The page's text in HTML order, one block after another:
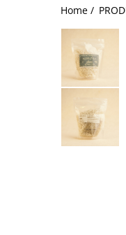
FRUCTE DESHIDRATATE
ÎNDULCITORI NATURALI
FRUCTE LA CONSERVĂ
OȚETURI ȘI SOSURI
FĂINĂ FĂRĂ GLUTEN
BĂUTURI / LAPTE VEGETAL
OREZ ȘI CEREALE
Home /